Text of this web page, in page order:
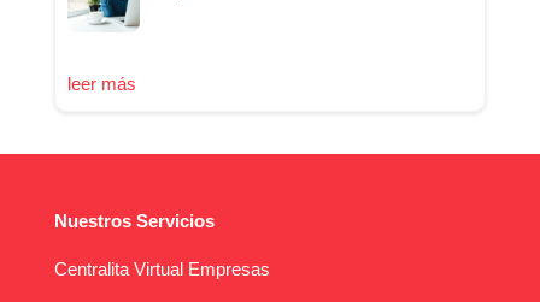
leer más
Nuestros Servicios
Centralita Virtual Empresas